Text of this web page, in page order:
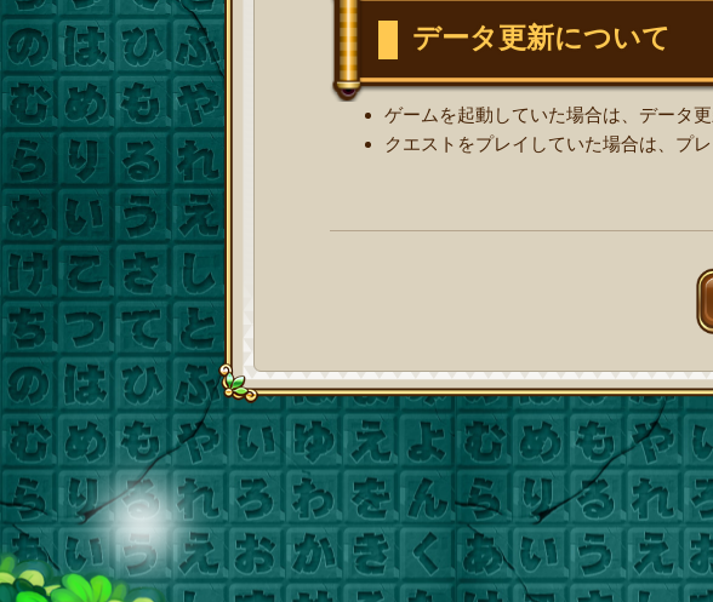
データ更新について
ゲームを起動していた場合は、データ
クエストをプレイしていた場合は、プ